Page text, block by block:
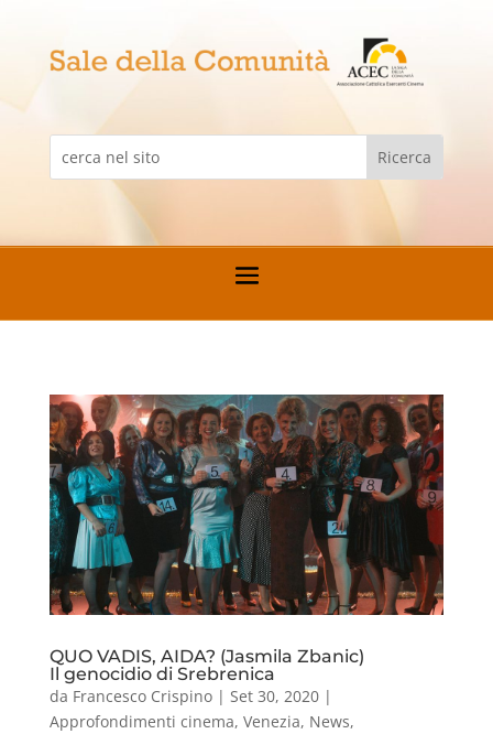
QUO VADIS, AIDA? (Jasmila Zbanic)
Il genocidio di Srebrenica
da Francesco Crispino| Set 30, 2020|
Approfondimenti cinema, Venezia, News,